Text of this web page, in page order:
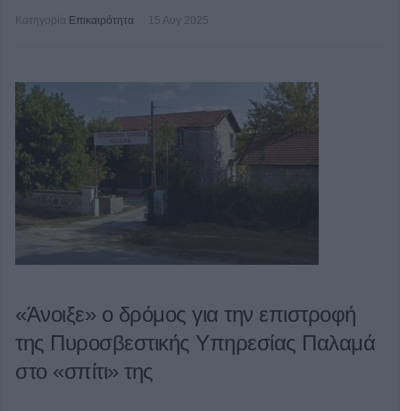
Κατηγορία Επικαιρότητα 15 Αυγ 2025
«Άνοιξε» ο δρόμος για την επιστροφή
της Πυροσβεστικής Υπηρεσίας Παλαμά
στο «σπίτι» της